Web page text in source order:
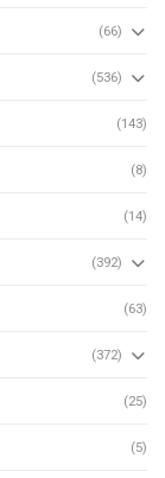
(66)
(536)
(143)
(8)
(14)
(392)
(63)
(372)
(25)
(5)